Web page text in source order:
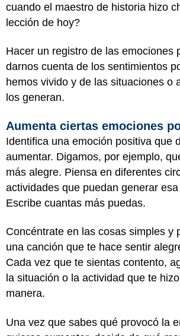
cuando el maestro de historia hizo
lección de hoy?
Hacer un registro de las emociones
darnos cuenta de los sentimientos
hemos vivido y de las situaciones o
los generan.
Aumenta ciertas emociones
Identifica una emoción positiva que
aumentar. Digamos, por ejemplo,
más alegre. Piensa en diferentes
actividades que puedan generar
Escribe cuantas más puedas.
Concéntrate en las cosas simples y
una canción que te hace sentir
Cada vez que te sientas contento,
la situación o la actividad que te
manera.
Una vez que sabes qué provocó la